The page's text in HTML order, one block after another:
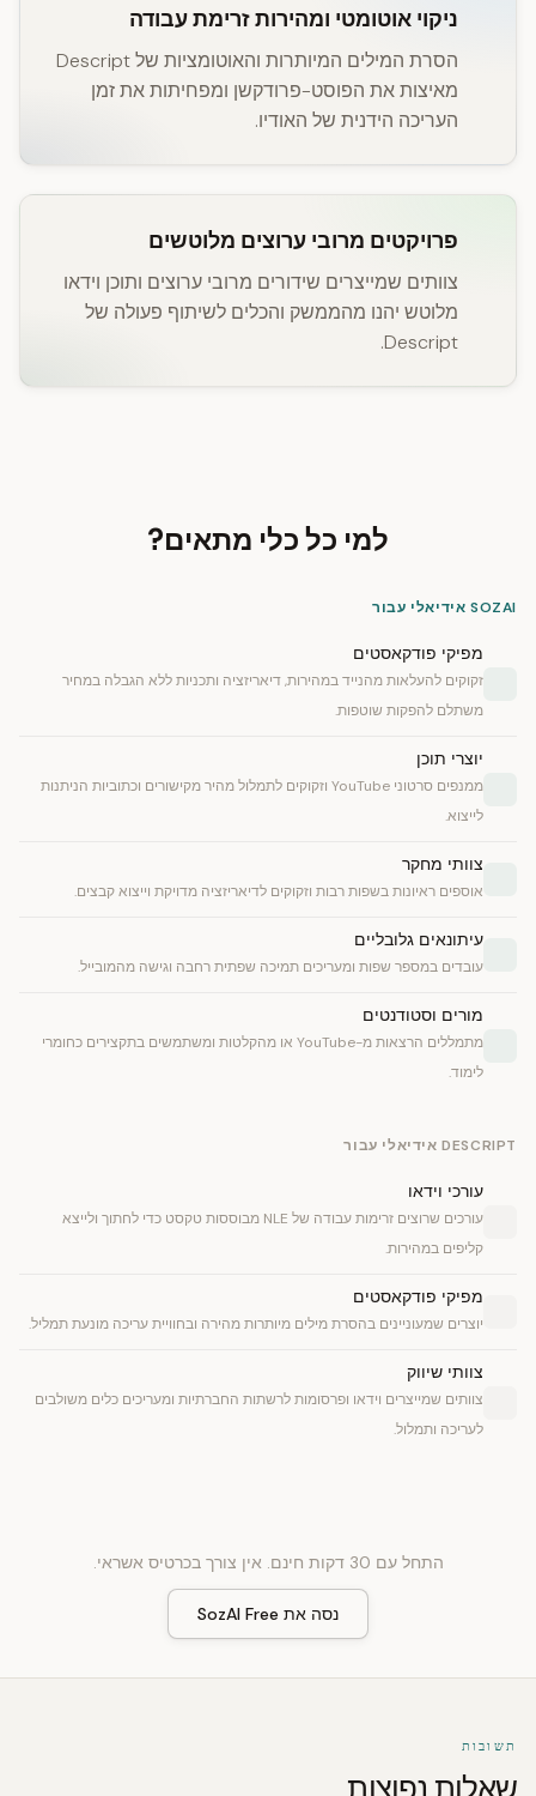
ניקוי אוטומטי ומהירות זרימת עבודה
הסרת המילים המיותרות והאוטומציות של Descript
מאיצות את הפוסט-פרודקשן ומפחיתות את זמן
העריכה הידנית של האודיו.
פרויקטים מרובי ערוצים מלוטשים
צוותים שמייצרים שידורים מרובי ערוצים ותוכן וידאו
מלוטש יהנו מהממשק והכלים לשיתוף פעולה של
Descript.
למי כל כלי מתאים?
SOZAI אידיאלי עבור
מפיקי פודקאסטים
זקוקים להעלאות מהנייד במהירות, דיאריזציה ותכניות ללא הגבלה במחיר
משתלם להפקות שוטפות.
יוצרי תוכן
ממנפים סרטוני YouTube וזקוקים לתמלול מהיר מקישורים וכתוביות הניתנות
לייצוא.
צוותי מחקר
אוספים ראיונות בשפות רבות וזקוקים לדיאריזציה מדויקת וייצוא קבצים.
עיתונאים גלובליים
עובדים במספר שפות ומעריכים תמיכה שפתית רחבה וגישה מהמובייל.
מורים וסטודנטים
מתמללים הרצאות מ-YouTube או מהקלטות ומשתמשים בתקצירים כחומרי
לימוד.
DESCRIPT אידיאלי עבור
עורכי וידאו
עורכים שרוצים זרימות עבודה של NLE מבוססות טקסט כדי לחתוך ולייצא
קליפים במהירות.
מפיקי פודקאסטים
יוצרים שמעוניינים בהסרת מילים מיותרות מהירה ובחוויית עריכה מונעת תמליל.
צוותי שיווק
צוותים שמייצרים וידאו ופרסומות לרשתות החברתיות ומעריכים כלים משולבים
לעריכה ותמלול.
התחל עם 30 דקות חינם. אין צורך בכרטיס אשראי.
נסה את SozAI Free
תשובות